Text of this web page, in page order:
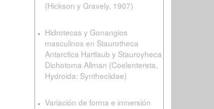
(Hickson y Gravely, 1907)
Hidrotecas y Gonangios
masculinos en Staurotheca
Antarctica Hartlaub y Stauroyheca
Dichotoma Allman (Coelentereta,
Hydroida: Syntheciidae)
Variación de forma e inmersión